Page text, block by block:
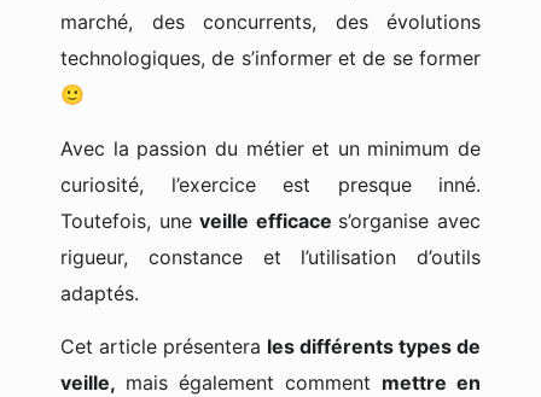
marché, des concurrents, des évolutions
technologiques, de s’informer et de se former
🙂
Avec la passion du métier et un minimum de
curiosité, l’exercice est presque inné.
Toutefois, uneveille efficace s’organise avec
rigueur, constance et l’utilisation d’outils
adaptés.
Cet article présentera les différents types de
veille, mais également comment mettre en